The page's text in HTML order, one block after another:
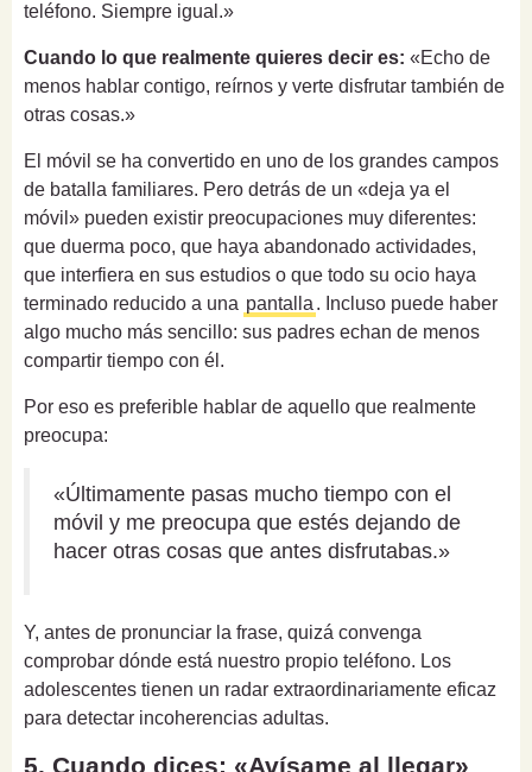
teléfono. Siempre igual.»
Cuando lo que realmente quieres decir es: «Echo de
menos hablar contigo, reírnos y verte disfrutar también de
otras cosas.»
El móvil se ha convertido en uno de los grandes campos
de batalla familiares. Pero detrás de un «deja ya el
móvil» pueden existir preocupaciones muy diferentes:
que duerma poco, que haya abandonado actividades,
que interfiera en sus estudios o que todo su ocio haya
terminado reducido a una pantalla . Incluso puede haber
algo mucho más sencillo: sus padres echan de menos
compartir tiempo con él.
Por eso es preferible hablar de aquello que realmente
preocupa:
«Últimamente pasas mucho tiempo con el
móvil y me preocupa que estés dejando de
hacer otras cosas que antes disfrutabas.»
Y, antes de pronunciar la frase, quizá convenga
comprobar dónde está nuestro propio teléfono. Los
adolescentes tienen un radar extraordinariamente eficaz
para detectar incoherencias adultas.
5. Cuando dices: «Avísame al llegar»